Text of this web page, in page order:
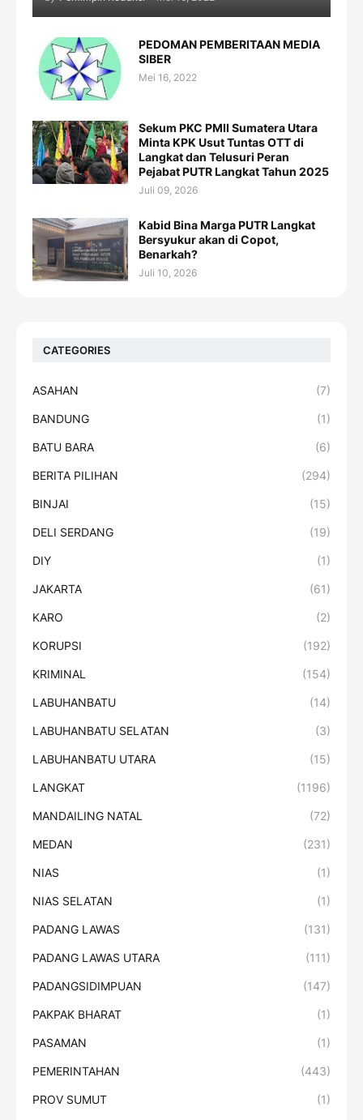
PEDOMAN PEMBERITAAN MEDIA
SIBER
Mei 16, 2022
Sekum PKC PMII Sumatera Utara
Minta KPK Usut Tuntas OTT di
Langkat dan Telusuri Peran
Pejabat PUTR Langkat Tahun 2025
Juli 09, 2026
Kabid Bina Marga PUTR Langkat
Bersyukur akan di Copot,
Benarkah?
Juli 10, 2026
CATEGORIES
ASAHAN (7)
BANDUNG (1)
BATU BARA (6)
BERITA PILIHAN (294)
BINJAI (15)
DELI SERDANG (19)
DIY (1)
JAKARTA (61)
KARO (2)
KORUPSI (192)
KRIMINAL (154)
LABUHANBATU (14)
LABUHANBATU SELATAN (3)
LABUHANBATU UTARA (15)
LANGKAT (1196)
MANDAILING NATAL (72)
MEDAN (231)
NIAS (1)
NIAS SELATAN (1)
PADANG LAWAS (131)
PADANG LAWAS UTARA (111)
PADANGSIDIMPUAN (147)
PAKPAK BHARAT (1)
PASAMAN (1)
PEMERINTAHAN (443)
PROV SUMUT (1)